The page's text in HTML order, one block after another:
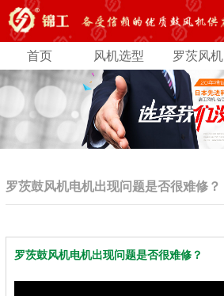
首页 风机选型 罗茨风机
罗茨鼓风机电机出现问题是否很难修？
罗茨鼓风机电机出现问题是否很难修？